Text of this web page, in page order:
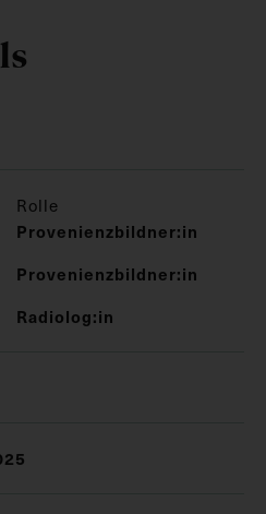
Rolle
Provenienzbildner:in
Provenienzbildner:in
Radiolog:in